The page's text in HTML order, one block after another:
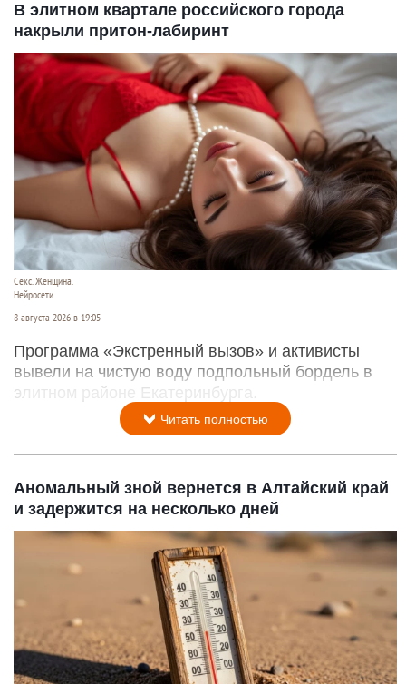
В элитном квартале российского города
накрыли притон-лабиринт
Секс. Женщина.
Нейросети
8 августа 2026 в 19:05
Программа «Экстренный вызов» и активисты
вывели на чистую воду подпольный бордель в
элитном районе Екатеринбурга.
Читать полностью
Аномальный зной вернется в Алтайский край
и задержится на несколько дней